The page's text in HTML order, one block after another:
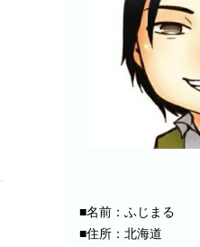
■名前：ふじまる
■住所：北海道